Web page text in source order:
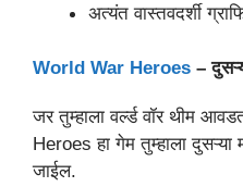
अत्यंत वास्तवदर्शी
World War Heroes –
जर तुम्हाला वर्ल्ड वॉर थीम
Heroes हा गेम तुम्हाला दुसऱ्या
जाईल.